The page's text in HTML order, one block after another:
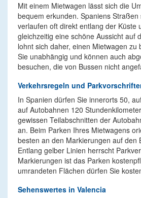
Mit einem Mietwagen lässt sich die
bequem erkunden. Spaniens
verlaufen oft direkt entlang der Küste
gleichzeitig eine schöne Aussicht auf
lohnt sich daher, einen Mietwagen zu
Sie unabhängig und können auch
besuchen, die von Bussen nicht
Verkehrsregeln und
In Spanien dürfen Sie innerorts 50,
auf Autobahnen 120
gewissen Teilabschnitten der
an. Beim Parken Ihres Mietwagens
besten an den Markierungen auf den
Entlang gelber Linien herrscht
Markierungen ist das Parken
umrandeten Flächen dürfen Sie
Sehenswertes in Valencia